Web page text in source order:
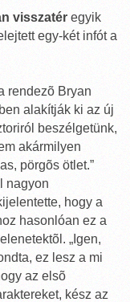
visszatér egyik
egy-két infót a
rendezõ Bryan
alakítják ki az új
beszélgetünk,
akármilyen
pörgõs ötlet.”
nagyon
hogy a
hasonlóan ez a
„Igen,
ez lesz a mi
az elsõ
kész az